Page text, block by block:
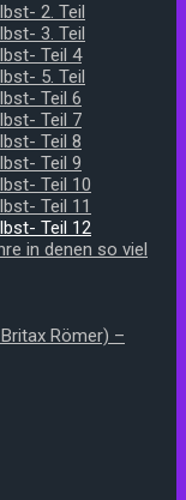
2. Teil
3. Teil
Teil 4
5. Teil
Teil 6
Teil 7
Teil 8
Teil 9
Teil 10
Teil 11
Teil 12
in denen so viel
Römer) –